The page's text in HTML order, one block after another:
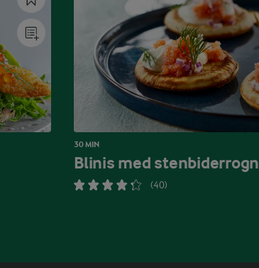
30 MIN
Blinis med stenbiderrogn
(40)